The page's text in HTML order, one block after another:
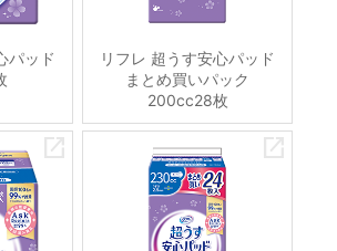
パッド
リフレ 超うす安心パッド
まとめ買いパック
200cc28枚